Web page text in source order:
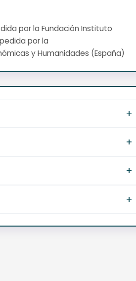
por la Fundación Instituto
por la
y Humanidades (España)